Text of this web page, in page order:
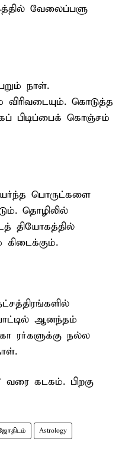
வேலைப்பளு
நாள்.
கொடுத்த
பிடிப்பைக் கொஞ்சம்
பொருட்களை
தொழிலில்
தியோகத்தில்
ஆனந்தம்
ரர்களுக்கு நல்ல
வரை கடகம். பிறகு
Astrology